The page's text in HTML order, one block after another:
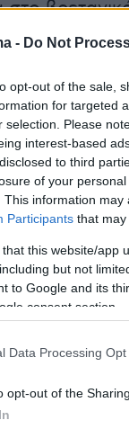
- Do Not
opt-out of the sale,
for targeted
selection. Please
interest-based
to third
of your
This information
Participants that may
that this website/app
but not
to Google and its
consent section.
Data Processing
opt-out of the
θα
Χίλιερ.
τη
Λίντσεϊ
διαδοχή
για το
οι εννέα,